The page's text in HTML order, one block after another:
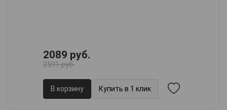
2089 руб.
2591 руб.
В корзину Купить в 1 клик